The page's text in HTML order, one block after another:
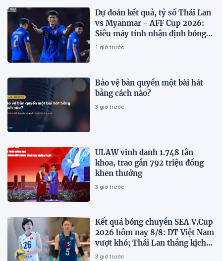
Dự đoán kết quả, tỷ số Thái Lan
vs Myanmar - AFF Cup 2026:
Siêu máy tính nhận định bóng
đá hôm nay 8/8
1 giờ trước
Bảo vệ bản quyền một bài hát
bằng cách nào?
3 giờ trước
ULAW vinh danh 1.748 tân
khoa, trao gần 792 triệu đồng
khen thưởng
3 giờ trước
Kết quả bóng chuyền SEA V.Cup
2026 hôm nay 8/8: ĐT Việt Nam
vượt khó; Thái Lan thắng kịch
tính
3 giờ trước